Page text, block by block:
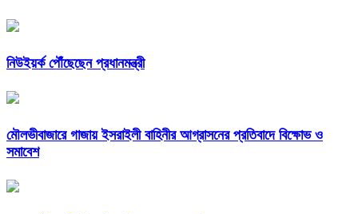
নিউইয়র্ক পৌঁছেছেন প্রধানমন্ত্রী
মৌলভীবাজারে গাজায় ইসরাইলী বাহিনীর আগ্রাসনের প্রতিবাদে বিক্ষোভ ও
সমাবেশ